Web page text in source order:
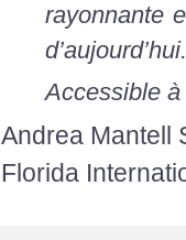
rayonnante
d’aujourd’hui.
Accessible à
Andrea Mantell
Florida